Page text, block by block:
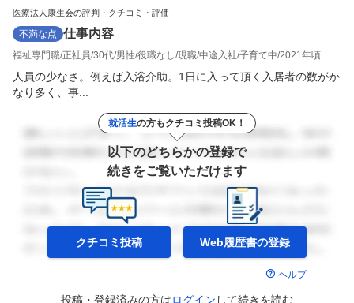
医療法人康生会の評判・クチコミ・評価
不満な点 仕事内容
福祉専門職 正社員 30代 男性 役職なし 現職 中途入社 子育て中 2021年頃
人員の少なさ。例えば入浴介助。1日に入って頂く入居者の数がか
なり多く、事...
就活生の方もクチコミ投稿OK！
以下のどちらかの登録で
続きをご覧いただけます
クチコミ投稿 Web履歴書の登録
ヘルプ
投稿・登録済みの方はログイン して続きを読む